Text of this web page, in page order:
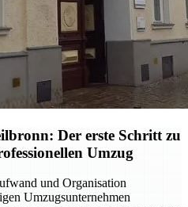
Der erste Schritt zu
Umzug
und Organisation
Umzugsunternehmen